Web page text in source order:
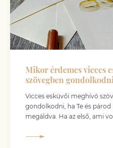
Mikor érdemes vicces
szövegben
Vicces esküvői meghívó
gondolkodni, ha Te és
megáldva. Ha az első, ami